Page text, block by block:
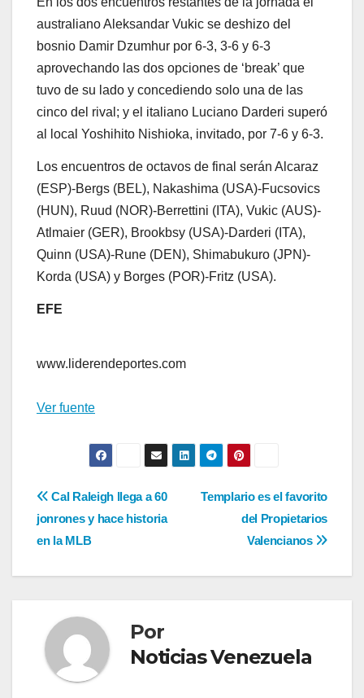
australiano Aleksandar Vukic se deshizo del
bosnio Damir Dzumhur por 6-3, 3-6 y 6-3
aprovechando las dos opciones de ‘break’ que
tuvo de su lado y concediendo solo una de las
cinco del rival; y el italiano Luciano Darderi superó
al local Yoshihito Nishioka, invitado, por 7-6 y 6-3.
Los encuentros de octavos de final serán Alcaraz
(ESP)-Bergs (BEL), Nakashima (USA)-Fucsovics
(HUN), Ruud (NOR)-Berrettini (ITA), Vukic (AUS)-
Atlmaier (GER), Brookbsy (USA)-Darderi (ITA),
Quinn (USA)-Rune (DEN), Shimabukuro (JPN)-
Korda (USA) y Borges (POR)-Fritz (USA).
EFE
www.liderendeportes.com
Ver fuente
Navegación
de
entradas
Templario es el favorito
del Propietarios
Valencianos
Cal Raleigh llega a 60
jonrones y hace historia
en la MLB
Por
Noticias Venezuela